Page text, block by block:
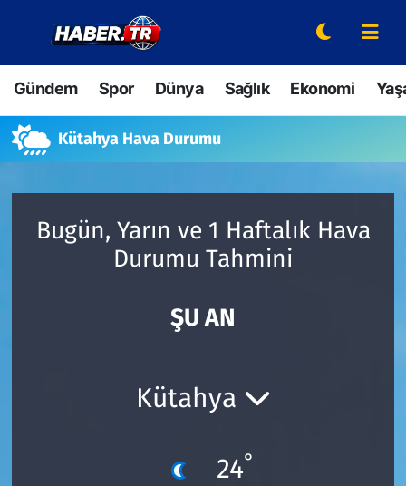
Gündem Spor Dünya Sağlık Ekonomi
Kütahya Hava Durumu
Bugün, Yarın ve 1 Haftalık Hava
Durumu Tahmini
ŞU AN
Kütahya
24°
Gündem
Spor
Dünya
Bilim ve Teknoloji
Hava Durumu
Trafik Durumu
Süper Lig Puan Durumu ve Fikstür
Son Dakika Haberleri